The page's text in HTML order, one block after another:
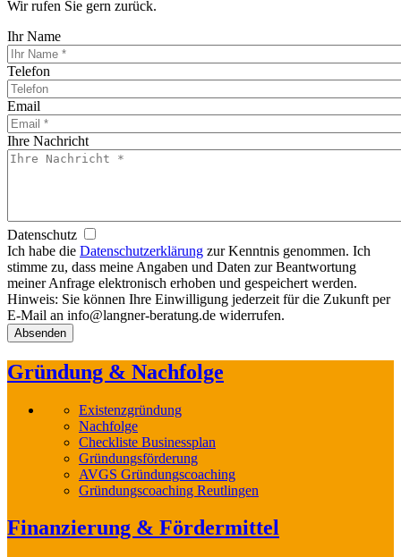
Wir rufen Sie gern zurück.
Ihr Name
Telefon
Email
Ihre Nachricht
Datenschutz
Ich habe die Datenschutzerklärung zur Kenntnis genommen. Ich
stimme zu, dass meine Angaben und Daten zur Beantwortung
meiner Anfrage elektronisch erhoben und gespeichert werden.
Hinweis: Sie können Ihre Einwilligung jederzeit für die Zukunft per
E-Mail an info@langner-beratung.de widerrufen.
Gründung & Nachfolge
Existenzgründung
Nachfolge
Checkliste Businessplan
Gründungsförderung
AVGS Gründungscoaching
Gründungscoaching Reutlingen
Finanzierung & Fördermittel